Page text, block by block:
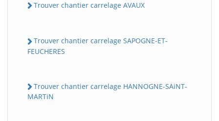
Trouver chantier carrelage AVAUX
Trouver chantier carrelage SAPOGNE-ET-
FEUCHERES
Trouver chantier carrelage HANNOGNE-SAiNT-
MARTiN